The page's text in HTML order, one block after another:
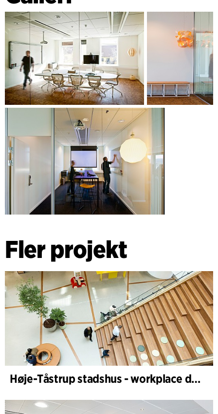
specifika val av möbler och färger för alla andra områden i
byggnaden. Samordning med möbelleverantörer och
efterföljande uppföljning, installation och felgranskning av
PROCESSHANTERING OCH ANVÄNDARINVOLVERING
Anordnande av en ledningsworkshop med fokus på att
formulera mål och ramar för projektet. Underlättande av
ledningsmöten under hela processen för att säkerställa
engagemang och kunskap om projektet.
Involvering av de anställda genom användargrupper,
workshops och dialogmöten med fokus på identitet och
inredning för att säkerställa att utvecklingen av designidéen
och valet av inredning baseras på en tydligt formulerad
identitet för Astellas nordiska huvudkontor.
Anordnande av möten med alla anställda under projektets
gång för att säkerställa en hög kunskapsnivå om processen
användningen av den nya fysiska ramen.
Fler projekt
Høje-Tåstrup stadshus - workplace design